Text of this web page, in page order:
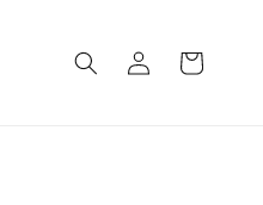
Iniciar
sessão
Carrinho